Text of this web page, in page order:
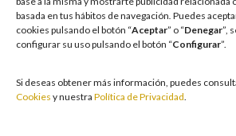
basada en tus hábitos de navegación. Puedes
cookies pulsando el botón “Aceptar” o “Denegar”,
configurar su uso pulsando el botón “Configurar”.
Si deseas obtener más información, puedes
Cookies y nuestra Política de Privacidad.
o emocionales. El acceso está prohibido a menores
personas con acceso restringido conforme a los
autoexclusión que resulten aplicables. También
cultura de prevención y concienciación sobre los
las circunstancias individuales. Asimismo,
forma continuada nuestra Cultura de Juego